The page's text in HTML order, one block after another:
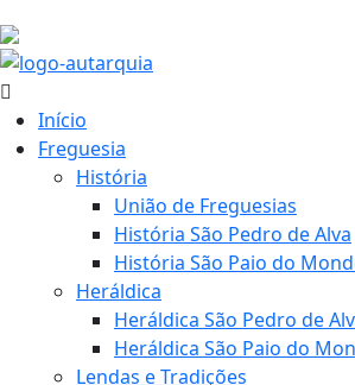
Início
Freguesia
História
União de Freguesias
História São Pedro de Alva
História São Paio do
Heráldica
Heráldica São Pedro de
Heráldica São Paio do
Lendas e Tradições